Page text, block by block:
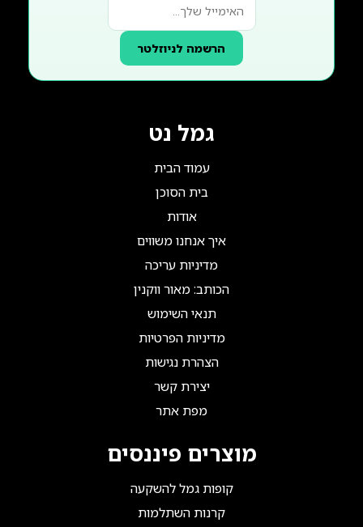
הרשמה לניוזלטר
גמל נט
עמוד הבית
בית הסוכן
אודות
איך אנחנו משווים
מדיניות עריכה
הכותב: מאור ווקנין
תנאי השימוש
מדיניות הפרטיות
הצהרת נגישות
יצירת קשר
מפת אתר
מוצרים פיננסים
קופות גמל להשקעה
קרנות השתלמות